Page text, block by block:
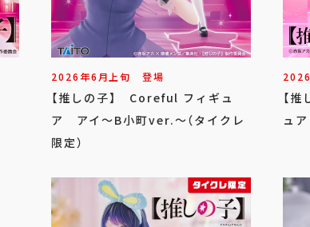
2026年6月上旬 登場
【推しの子】 Coreful フィギュ
ア アイ～B小町ver.～（タイクレ
限定）
【
ュア